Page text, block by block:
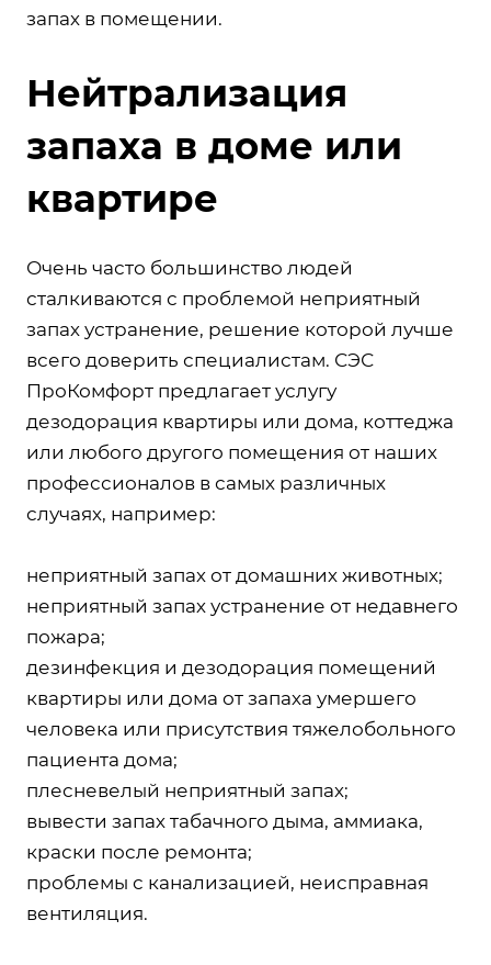
запах в помещении.
Нейтрализация
запаха в доме или
квартире
Очень часто большинство людей
сталкиваются с проблемой неприятный
запах устранение, решение которой лучше
всего доверить специалистам. СЭС
ПроКомфорт предлагает услугу
дезодорация квартиры или дома, коттеджа
или любого другого помещения от наших
профессионалов в самых различных
случаях, например:
неприятный запах от домашних животных;
неприятный запах устранение от недавнего
пожара;
дезинфекция и дезодорация помещений
квартиры или дома от запаха умершего
человека или присутствия тяжелобольного
пациента дома;
плесневелый неприятный запах;
вывести запах табачного дыма, аммиака,
краски после ремонта;
проблемы с канализацией, неисправная
вентиляция.